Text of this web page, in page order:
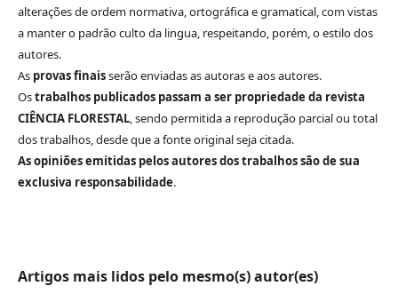
alterações de ordem normativa, ortográfica e gramatical, com vistas
a manter o padrão culto da lingua, respeitando, porém, o estilo dos
autores.
As provas finaisserão enviadas as autoras e aos autores.
Ostrabalhos publicados passam a ser propriedade da revista
CIÊNCIA FLORESTAL, sendo permitida a reprodução parcial ou total
dos trabalhos, desde que a fonte original seja citada.
As opiniões emitidas pelos autores dos trabalhos são de sua
exclusiva responsabilidade.
Artigos mais lidos pelo mesmo(s) autor(es)